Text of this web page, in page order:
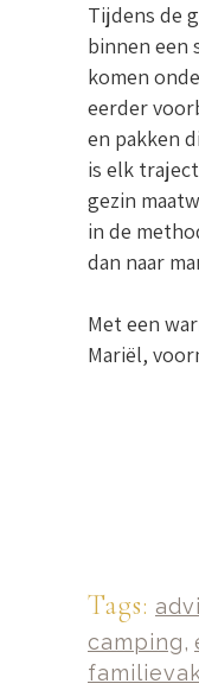
Tijdens de
binnen een
komen
eerder
en pakken
is elk
gezin
in de
dan naar
Met een
Mariël,
Tags:
camping,